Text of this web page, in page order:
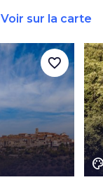
Voir sur la carte
favorite_border